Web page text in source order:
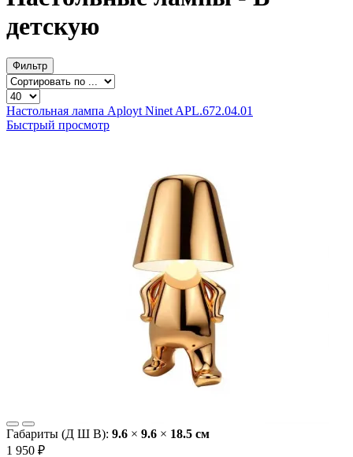
детскую
Фильтр
Настольная лампа Aployt Ninet APL.672.04.01
Быстрый просмотр
Габариты (Д Ш В): 9.6 × 9.6 × 18.5 cм
1 950 ₽